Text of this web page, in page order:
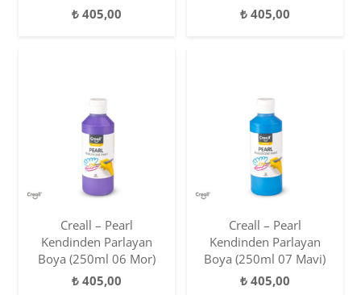
₺405,00
₺405,00
Creall – Pearl
Kendinden Parlayan
Boya (250ml 06 Mor)
₺405,00
Creall – Pearl
Kendinden Parlayan
Boya (250ml 07 Mavi)
₺405,00